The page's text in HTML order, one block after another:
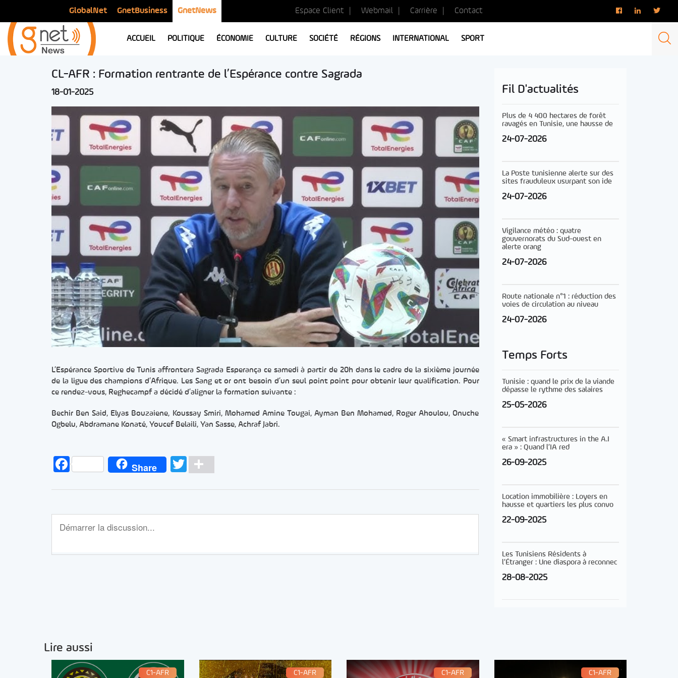
GlobalNet GnetBusiness GnetNews Espace Client Webmail Carrière Contact
ACCUEIL POLITIQUE ÉCONOMIE CULTURE SOCIÉTÉ RÉGIONS INTERNATIONAL SPORT
CL-AFR : Formation rentrante de l’Espérance contre Sagrada
18-01-2025
L’Espérance Sportive de Tunis affrontera Sagrada Esperança ce samedi à partir de 20h dans le cadre de la sixième journée
de la ligue des champions d’Afrique. Les Sang et or ont besoin d’un seul point point pour obtenir leur qualification. Pour
ce rendez-vous, Reghecampf a décidé d’aligner la formation suivante :
Bechir Ben Said, Elyas Bouzaiene, Koussay Smiri, Mohamed Amine Tougai, Ayman Ben Mohamed, Roger Ahoulou, Onuche
Ogbelu, Abdramane Konaté, Youcef Belaili, Yan Sasse, Achraf Jabri.
FacebookShare TwitterPartager
Fil D'actualités
Plus de 4 400 hectares de forêt
ravagés en Tunisie, une hausse de
24-07-2026
La Poste tunisienne alerte sur des
sites frauduleux usurpant son ide
24-07-2026
Vigilance météo : quatre
gouvernorats du Sud-ouest en
alerte orang
24-07-2026
Route nationale n°1 : réduction des
voies de circulation au niveau
24-07-2026
Temps Forts
Tunisie : quand le prix de la viande
dépasse le rythme des salaires
25-05-2026
« Smart infrastructures in the A.I
era » : Quand l’IA red
26-09-2025
Location immobilière : Loyers en
hausse et quartiers les plus convo
22-09-2025
Les Tunisiens Résidents à
l’Étranger : Une diaspora à reconnec
28-08-2025
Lire aussi
C1-AFR C1-AFR C1-AFR C1-AFR